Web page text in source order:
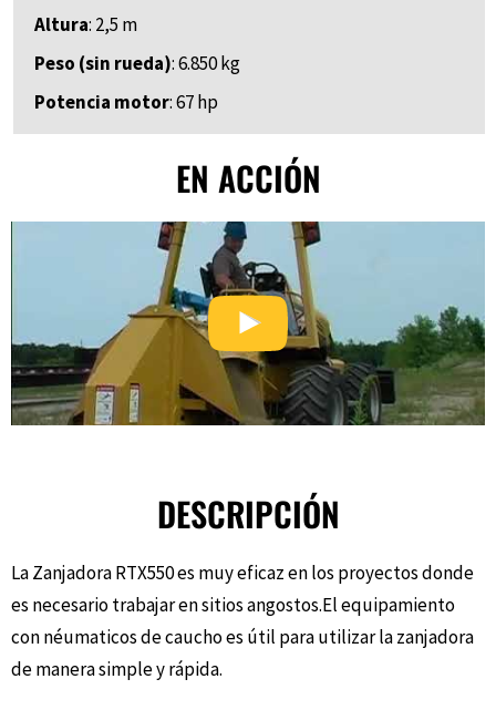
Altura: 2,5 m
Peso (sin rueda): 6.850 kg
Potencia motor: 67 hp
EN ACCIÓN
DESCRIPCIÓN
La Zanjadora RTX550 es muy eficaz en los proyectos donde
es necesario trabajar en sitios angostos.El equipamiento
con néumaticos de caucho es útil para utilizar la zanjadora
de manera simple y rápida.